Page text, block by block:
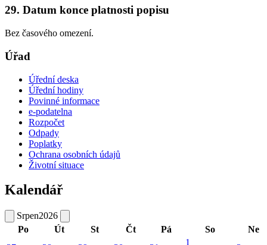
29. Datum konce platnosti popisu
Bez časového omezení.
Úřad
Úřední deska
Úřední hodiny
Povinné informace
e-podatelna
Rozpočet
Odpady
Poplatky
Ochrana osobních údajů
Životní situace
Kalendář
Srpen2026
Po
Út St Čt Pá So
Ne
1